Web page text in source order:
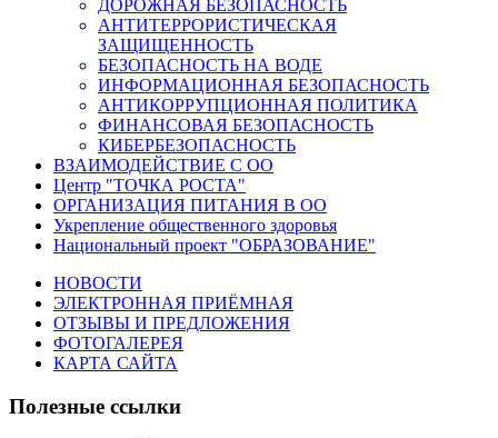
ДОРОЖНАЯ БЕЗОПАСНОСТЬ
АНТИТЕРРОРИСТИЧЕСКАЯ
ЗАЩИЩЕННОСТЬ
БЕЗОПАСНОСТЬ НА ВОДЕ
ИНФОРМАЦИОННАЯ БЕЗОПАСНОСТЬ
АНТИКОРРУПЦИОННАЯ ПОЛИТИКА
ФИНАНСОВАЯ БЕЗОПАСНОСТЬ
КИБЕРБЕЗОПАСНОСТЬ
ВЗАИМОДЕЙСТВИЕ С ОО
Центр "ТОЧКА РОСТА"
ОРГАНИЗАЦИЯ ПИТАНИЯ В ОО
Укрепление общественного здоровья
Национальный проект "ОБРАЗОВАНИЕ"
НОВОСТИ
ЭЛЕКТРОННАЯ ПРИЁМНАЯ
ОТЗЫВЫ И ПРЕДЛОЖЕНИЯ
ФОТОГАЛЕРЕЯ
КАРТА САЙТА
Полезные ссылки